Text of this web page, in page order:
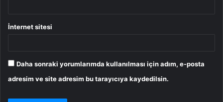
İnternet sitesi
Daha sonraki yorumlarımda kullanılması için adım, e-posta
adresim ve site adresim bu tarayıcıya kaydedilsin.